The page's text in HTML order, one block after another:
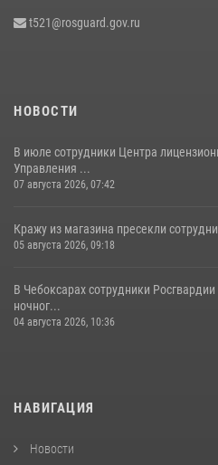
t521@rosguard.gov.ru
НОВОСТИ
В июле сотрудники Центра
Управления ...
07 августа 2026, 07:42
Кражу из магазина пресекли
05 августа 2026, 09:18
В Чебоксарах сотрудники
ночног...
04 августа 2026, 10:36
НАВИГАЦИЯ
Новости